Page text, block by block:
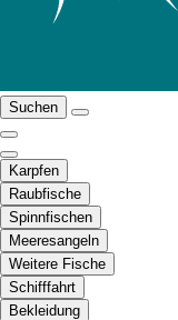
Suchen
Karpfen
Raubfische
Spinnfischen
Meeresangeln
Weitere Fische
Schifffahrt
Bekleidung